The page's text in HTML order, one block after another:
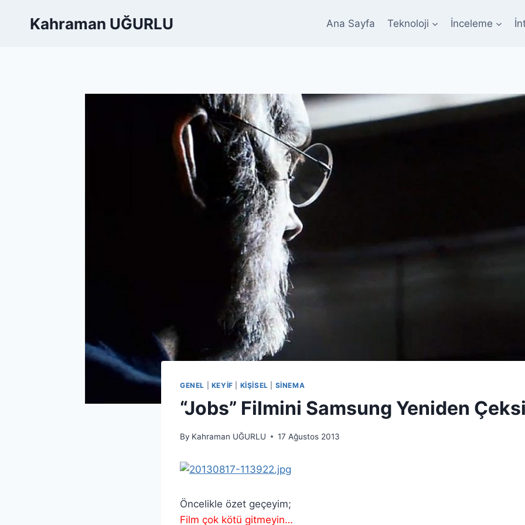
Kahraman UĞURLU Ana Sayfa Teknoloji İnceleme
GENEL KEYIF KIŞISEL SINEMA
“Jobs” Filmini Samsung Yeniden
By Kahraman UĞURLU 17 Ağustos 2013
Öncelikle özet geçeyim;
Film çok kötü gitmeyin…